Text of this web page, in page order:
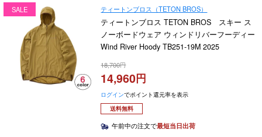
SALE ティートンブロス（TETON BROS）
ティートンブロス TETON BROS スキー ス
ノーボードウェア ウィンドリバーフーディー
Wind River Hoody TB251-19M 2025
18,700
14,960
ログインでポイント還元率を表示
送料無料
午前中の注文で最短当日出荷